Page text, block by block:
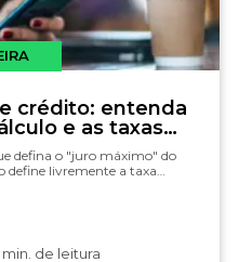
crédito: entenda
e as taxas
defina o "juro máximo" do
define livremente a taxa…
min. de leitura